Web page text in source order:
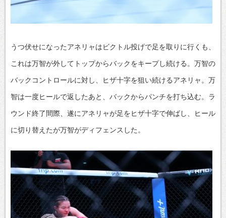
うつ伏せになったアネリャはビクトル投げで足を取りに行くも、
これは万智が外してトップからバックをキープし続ける。万智の
バックコントロールに対し、ヒザ十字を狙い続けるアネリャ。万
智は一度ヒールで返したあと、バックからパンチを打ち込む。ラ
ウンド終了間際、遂にアネリャが足をヒザ十字で伸ばし、ヒール
に切り替えたが万智がディフェンスした。